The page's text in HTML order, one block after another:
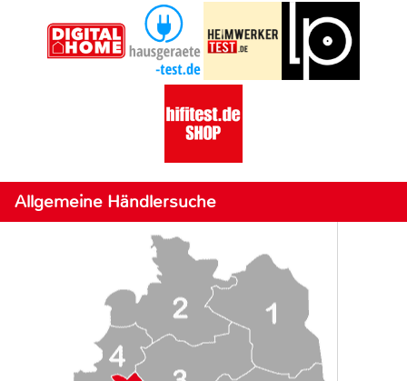
Allgemeine Händlersuche